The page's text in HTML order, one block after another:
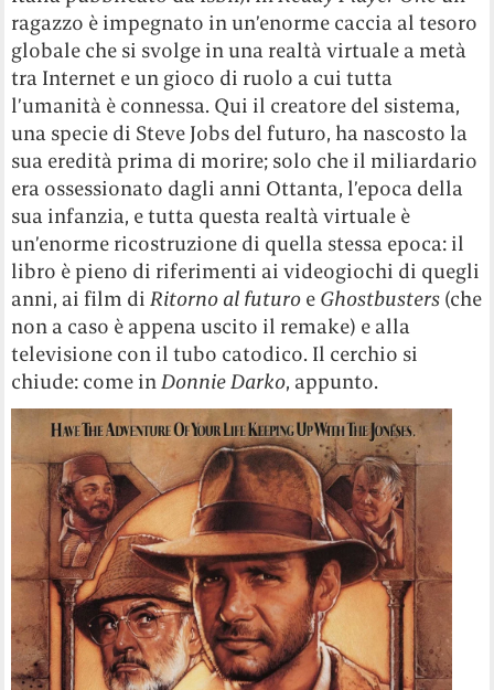
ragazzo è impegnato in un’enorme caccia al tesoro
globale che si svolge in una realtà virtuale a metà
tra Internet e un gioco di ruolo a cui tutta
l’umanità è connessa. Qui il creatore del sistema,
una specie di Steve Jobs del futuro, ha nascosto la
sua eredità prima di morire; solo che il miliardario
era ossessionato dagli anni Ottanta, l’epoca della
sua infanzia, e tutta questa realtà virtuale è
un’enorme ricostruzione di quella stessa epoca: il
libro è pieno di riferimenti ai videogiochi di quegli
anni, ai film diRitorno al futuro e Ghostbusters (che
non a caso è appena uscito il remake) e alla
televisione con il tubo catodico. Il cerchio si
chiude: come inDonnie Darko, appunto.